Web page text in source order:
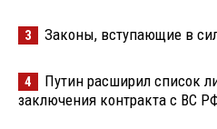
3 Законы, вступающие в
4
Путин расширил список
заключения контракта с ВС